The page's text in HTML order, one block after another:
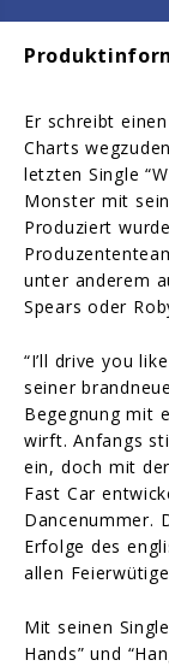
Er schreibt
Charts
letzten Single
Monster mit
Produziert
unter anderem
Spears oder
“I’ll drive you
seiner
Begegnung mit
wirft. Anfangs
ein, doch mit
Fast Car
Dancenummer.
Erfolge des
allen
Mit seinen
Hands” und